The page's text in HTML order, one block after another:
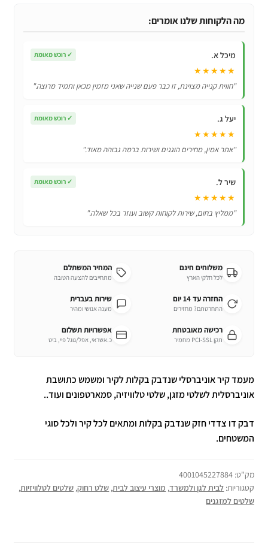
לשלטים
סלולריים
מה הלקוחות שלנו אומרים:
מיכל א. ✓ רוכש מאומת
★★★★★
"חווית קנייה מצוינת, זו כבר פעם שנייה שאני מזמין מכאן ותמיד מרוצה."
יעל ג. ✓ רוכש מאומת
★★★★★
"אתר אמין, מחירים הוגנים ושירות ברמה גבוהה מאוד."
שיר ל. ✓ רוכש מאומת
★★★★★
"ממליץ בחום, שירות לקוחות קשוב ועוזר בכל שאלה."
משלוחים חינם
לכל חלקי הארץ
המחיר המשתלם
מתחייבים להצעה הטובה
החזרה עד 14 יום
התחרטתם? מחזירים
שירות בעברית
מענה אנושי ומהיר
רכישה מאובטחת
תקן PCI-SSL מחמיר
אפשרויות תשלום
כ.אשראי, אפל/גוגל פיי, ביט
מעמד קיר אוניברסלי שנדבק בקלות לקיר ומשמש כתושבת
אוניברסלית לשלטי מזגן, שלטי טלוויזיה, סמארטפונים ועוד..
דבק דו צדדי חזק שנדבק בקלות ומתאים לכל קיר ולכל סוגי
המשטחים.
מק"ט: 4001045227884
קטגוריות: לבית לגן ולמשרד, מוצרי עיצוב לבית, שלט רחוק, שלטים לטלוויזיות,
שלטים למזגנים